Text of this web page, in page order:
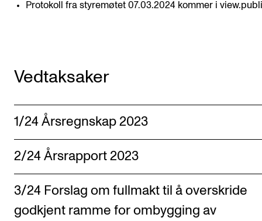
News
Exams, Reports and Transcripts
Tools for Teaching
RESEARCH
The PhD programme in Artistic Research
Protokoll fra styremøtet 07.03.2024 kommer i
Vedtaksaker
1/24 Årsregnskap 2023
2/24 Årsrapport 2023
3/24 Forslag om fullmakt til å overskride
godkjent ramme for ombygging av